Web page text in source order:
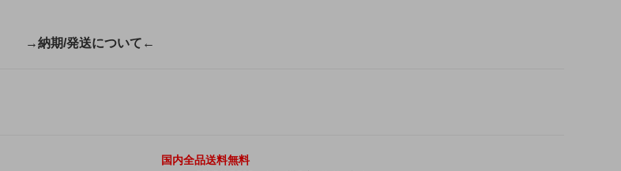
→納期/発送について←
国内全品送料無料